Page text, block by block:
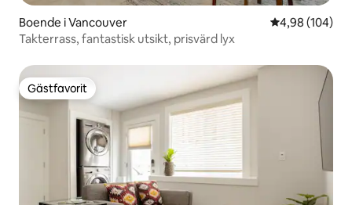
Boende i Vancouver 4,98 av 5 i
4,98 (104)
Takterrass, fantastisk utsikt, prisvärd lyx
Gästfavorit
Gästfavorit